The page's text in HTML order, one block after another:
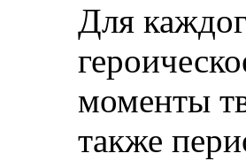
Для
моменты
также